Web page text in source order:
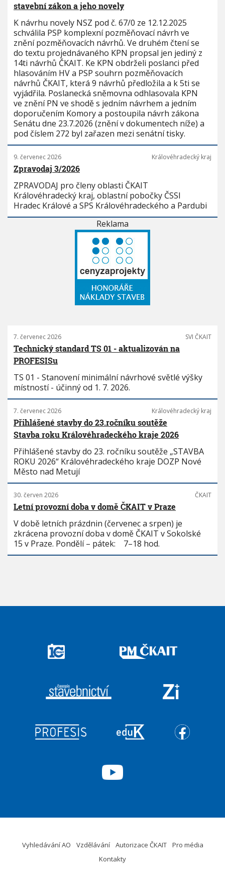
stavební zákon a jeho novely
K návrhu novely NSZ pod č. 67/0 ze 12.12.2025
schválila PSP komplexní pozměňovací návrh ve
znění pozměňovacích návrhů. Ve druhém čtení se
do textu projednávaného KPN propsal jen jediný z
14ti návrhů ČKAIT. Ke KPN obdrželi poslanci před
hlasováním HV a PSP souhrn pozměňovacích
návrhů ČKAIT, která 9 návrhů předložila a k 5ti se
vyjádřila. Poslanecká sněmovna odhlasovala KPN
ve znění PN ve shodě s jedním návrhem a jedním
doporučením Komory a postoupila návrh zákona
Senátu dne 23.7.2026 (znění v dokumentech níže) a
pod číslem 272 byl zařazen mezi senátní tisky.
9. červenec 2026 Královéhradecký kraj
Zpravodaj 3/2026
ZPRAVODAJ pro členy oblasti ČKAIT
Královéhradecký kraj, oblastní pobočky ČSSI
Hradec Králové a SPS Královéhradeckého a Pardubi
Reklama
7. červenec 2026 SVI ČKAIT
Technický standard TS 01 - aktualizován na
PROFESISu
TS 01 - Stanovení minimální návrhové světlé výšky
místností - účinný od 1. 7. 2026.
7. červenec 2026 Královéhradecký kraj
Přihlášené stavby do 23.ročníku soutěže
Stavba roku Královéhradeckého kraje 2026
Přihlášené stavby do 23. ročníku soutěže „STAVBA
ROKU 2026“ Královéhradeckého kraje DOZP Nové
Město nad Metují
30. červen 2026 ČKAIT
Letní provozní doba v domě ČKAIT v Praze
V době letních prázdnin (červenec a srpen) je
zkrácena provozní doba v domě ČKAIT v Sokolské
15 v Praze. Pondělí – pátek: 7–18 hod.
Vyhledávání AO Vzdělávání Autorizace ČKAIT
Pro média
Kontakty